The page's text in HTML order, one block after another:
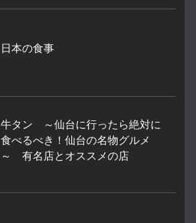
日本の食事
牛タン ～仙台に行ったら絶対に
食べるべき！仙台の名物グルメ
～ 有名店とオススメの店